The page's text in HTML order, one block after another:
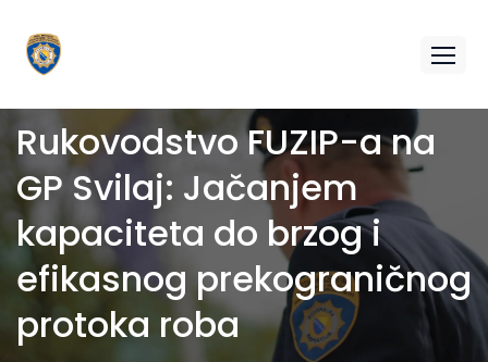
Rukovodstvo FUZIP-a na
GP Svilaj: Jačanjem
kapaciteta do brzog i
efikasnog prekograničnog
protoka roba